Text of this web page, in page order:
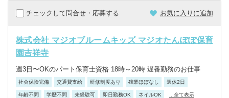
チェックして問合せ・応募する お気に入りに追加
株式会社 マジオブルームキッズ マジオたんぽぽ保育
園吉祥寺
週3日〜OKのパート保育士資格 18時～20時 遅番勤務のお仕事
社会保険完備 交通費支給 研修制度あり 残業ほぼなし 週休2日
年齢不問 学歴不問 未経験可 即日勤務OK ネイルOK ...全て表示